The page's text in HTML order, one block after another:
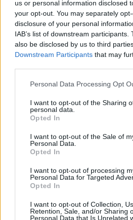
us or personal information disclosed
your opt-out. You may separately
disclosure of your personal
IAB’s list of downstream
also be disclosed by us to third
Downstream Participants that may
Personal Data Processing Opt
I want to opt-out of the Sharing
personal data.
Opted In
I want to opt-out of the Sale of
Personal Data.
Opted In
I want to opt-out of processing
Personal Data for Targeted
Opted In
I want to opt-out of Collection,
Retention, Sale, and/or Sharing
Personal Data that Is Unrelated
σχέση με τα δύο της βιολογικά παιδιά
πρώτη τους δημόσια εμφάνιση μετά
διαζυγίου της με τον πατέρα τους
μουσικής.
γιο τους